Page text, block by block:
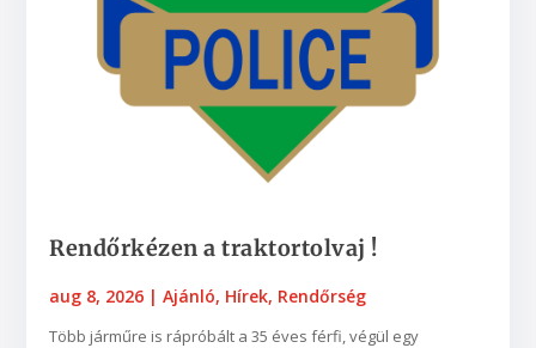
Rendőrkézen a traktortolvaj !
aug 8, 2026 |Ajánló, Hírek, Rendőrség
Több járműre is rápróbált a 35 éves férfi, végül egy